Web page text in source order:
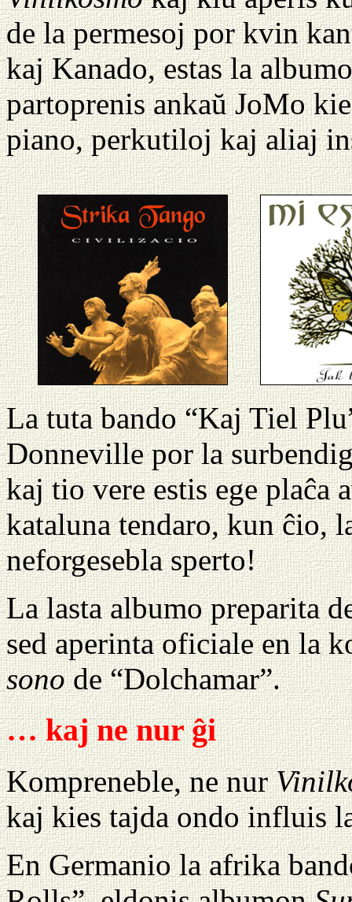
de la permesoj por kvin
kaj Kanado, estas la
partoprenis ankaŭ JoMo
piano, perkutiloj kaj aliaj
La tuta bando “Kaj Tiel
Donneville por la
kaj tio vere estis ege
kataluna tendaro, kun ĉio,
neforgesebla sperto!
La lasta albumo preparita
sed aperinta oficiale en la
sonode “Dolchamar”.
… kaj ne nur ĝi
Kompreneble, ne nur
kaj kies tajda ondo influis
En Germanio la afrika